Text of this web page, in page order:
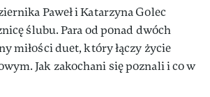
Paweł i Katarzyna Golec
ślubu. Para od ponad dwóch
miłości duet, który łączy życie
Jak zakochani się poznali i co w